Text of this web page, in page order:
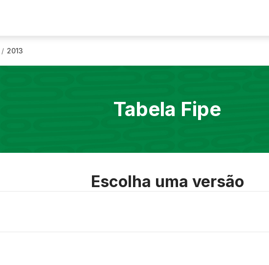
/ 2013
Tabela Fipe
Escolha uma versão